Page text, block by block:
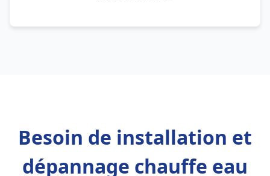
Besoin de installation et
dépannage chauffe eau